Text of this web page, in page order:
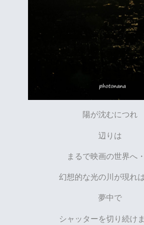
陽が沈むにつれ
辺りは
まるで映画の世界へ
幻想的な光の川が現れ
夢中で
シャッターを切り続け